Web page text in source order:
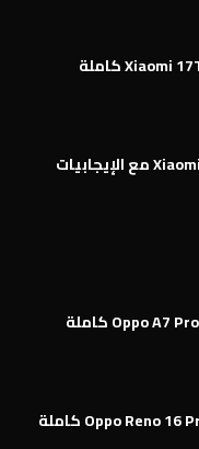
مواصفات هاتف Xiaomi 17T مع الإيجابيات